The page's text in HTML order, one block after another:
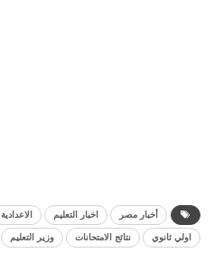
أخبار مصر اخبار التعليم الاعدادية
اولي ثانوي نتائج الامتحانات وزير التعليم